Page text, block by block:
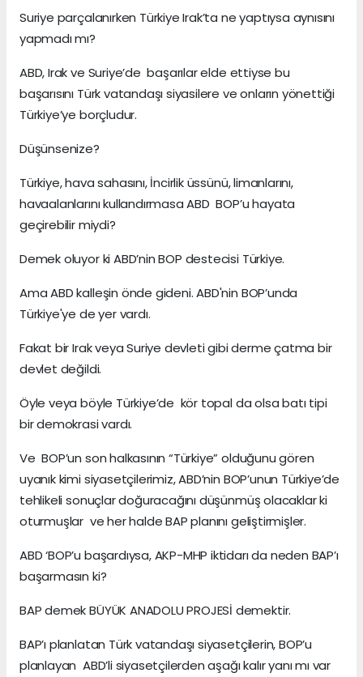
Suriye parçalanırken Türkiye Irak’ta ne yaptıysa aynısını
yapmadı mı?
ABD, Irak ve Suriye’de başarılar elde ettiyse bu
başarısını Türk vatandaşı siyasilere ve onların yönettiği
Türkiye’ye borçludur.
Düşünsenize?
Türkiye, hava sahasını, İncirlik üssünü, limanlarını,
havaalanlarını kullandırmasa ABD BOP’u hayata
geçirebilir miydi?
Demek oluyor ki ABD’nin BOP destecisi Türkiye.
Ama ABD kalleşin önde gideni. ABD'nin BOP’unda
Türkiye'ye de yer vardı.
Fakat bir Irak veya Suriye devleti gibi derme çatma bir
devlet değildi.
Öyle veya böyle Türkiye’de kör topal da olsa batı tipi
bir demokrasi vardı.
Ve BOP’un son halkasının “Türkiye” olduğunu gören
uyanık kimi siyasetçilerimiz, ABD’nin BOP’unun Türkiye’de
tehlikeli sonuçlar doğuracağını düşünmüş olacaklar ki
oturmuşlar ve her halde BAP planını geliştirmişler.
ABD ‘BOP’u başardıysa, AKP-MHP iktidarı da neden BAP’ı
başarmasın ki?
BAP demek BÜYÜK ANADOLU PROJESİ demektir.
BAP’ı planlatan Türk vatandaşı siyasetçilerin, BOP’u
planlayan ABD’li siyasetçilerden aşağı kalır yanı mı var